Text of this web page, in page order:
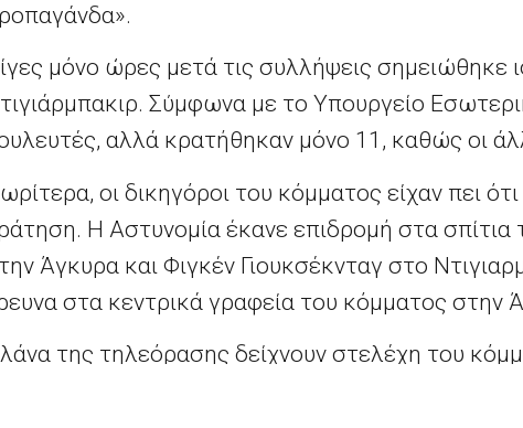
μόνο ώρες μετά τις συλλήψεις σημειώθηκε
Σύμφωνα με το Υπουργείο
αλλά κρατήθηκαν μόνο 11, καθώς οι
οι δικηγόροι του κόμματος είχαν πει
Η Αστυνομία έκανε επιδρομή στα
Άγκυρα και Φιγκέν Γιουκσέκνταγ στο
στα κεντρικά γραφεία του κόμματος στην
της τηλεόρασης δείχνουν στελέχη του